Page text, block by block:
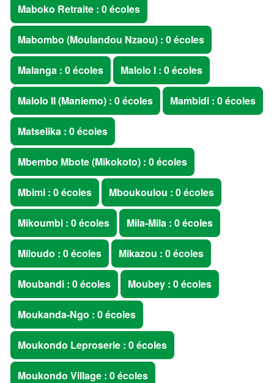
Maboko Retraite : 0 écoles
Mabombo (Moulandou Nzaou) : 0 écoles
Malanga : 0 écoles Malolo I : 0 écoles
Malolo II (Maniemo) : 0 écoles Mambidi : 0 écoles
Matselika : 0 écoles
Mbembo Mbote (Mikokoto) : 0 écoles
Mbimi : 0 écoles Mboukoulou : 0 écoles
Mikoumbi : 0 écoles Mila-Mila : 0 écoles
Miloudo : 0 écoles Mikazou : 0 écoles
Moubandi : 0 écoles Moubey : 0 écoles
Moukanda-Ngo : 0 écoles
Moukondo Leproserie : 0 écoles
Moukondo Village : 0 écoles